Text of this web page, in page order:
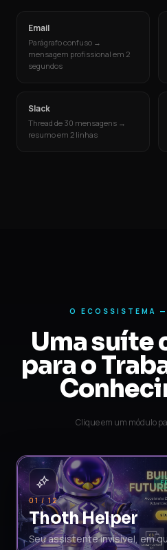
Email
Parágrafo confuso →
mensagem profissional em 2
segundos
Slack
Thread de 30 mensagens →
resumo em 2 linhas
O ECOSSISTEMA —
Uma suíte
para o
Clique em um módulo
01 /12
Thoth Helper
Seu assistente invisível, em
Pressione Alt+Space e o
está — IDE, browser,
resuma ou traduza sem